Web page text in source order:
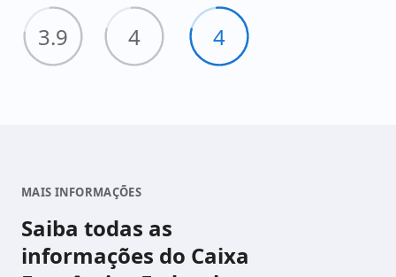
poderá utilizá-lo como quiser.
3.9 4 4
MAIS INFORMAÇÕES
Saiba todas as
informações do Caixa